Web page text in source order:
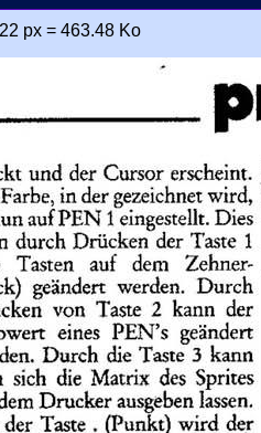
px = 463.48 Ko